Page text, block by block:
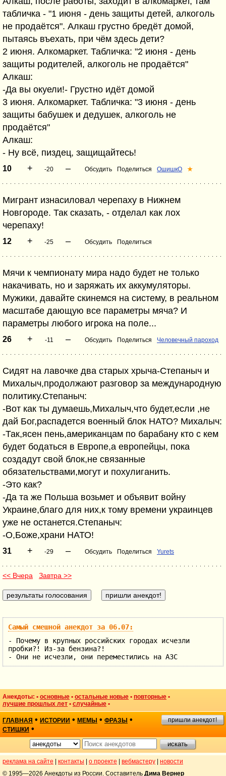
табличка - "1 июня - день защиты детей, алкоголь
не продаётся". Алкаш грустно бредёт домой,
пытаясь въехать, при чём здесь дети?
2 июня. Алкомаркет. Табличка: "2 июня - день
защиты родителей, алкоголь не продаётся"
Алкаш:
-Да вы окуели!- Грустно идёт домой
3 июня. Алкомаркет. Табличка: "3 июня - день
защиты бабушек и дедушек, алкоголь не
продаётся"
Алкаш:
- Ну всё, пиздец, защищайтесь!
10 + -20 – Обсудить Поделиться ОшишкО ★
Мигрант изнасиловал черепаху в Нижнем
Новгороде. Так сказать, - отделал как лох
черепаху!
12 + -25 – Обсудить Поделиться
Мячи к чемпионату мира надо будет не только
накачивать, но и заряжать их аккумуляторы.
Мужики, давайте скинемся на систему, в реальном
масштабе дающую все параметры мяча? И
параметры любого игрока на поле...
26 + -11 – Обсудить Поделиться Человечный пароход
Сидят на лавочке два старых хрыча-Степаныч и
Михалыч,продолжают разговор за международную
политику.Степаныч:
-Вот как ты думаешь,Михалыч,что будет,если ,не
дай Бог,распадется военный блок НАТО? Михалыч:
-Так,ясен пень,американцам по барабану кто с кем
будет бодаться в Европе,а европейцы, пока
создадут свой блок,не связанные
обязательствами,могут и похулиганить.
-Это как?
-Да та же Польша возьмет и объявит войну
Украине,благо для них,к тому времени украинцев
уже не останется.Степаныч:
-О,Боже,храни НАТО!
31 + -29 – Обсудить Поделиться Yurets
<< Вчера Завтра >>
Самый смешной анекдот за 06.07:
- Почему в крупных российских городах исчезли
пробки?! Из-за бензина?!
- Они не исчезли, они переместились на АЗС
Анекдоты: • основные • остальные новые • повторные •
лучшие прошлых лет • случайные •
ГЛАВНАЯ • ИСТОРИИ • МЕМЫ • ФРАЗЫ •
СТИШКИ •
пришли анекдот!
реклама на сайте | контакты | о проекте | вебмастеру | новости
© 1995—2026 Анекдоты из России. Составитель Дима Вернер